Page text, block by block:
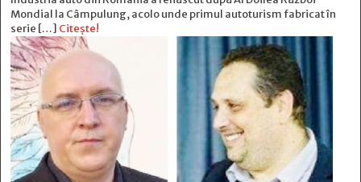
Mondial la Câmpulung, acolo unde primul autoturism fabricat în
serie […] Citește!